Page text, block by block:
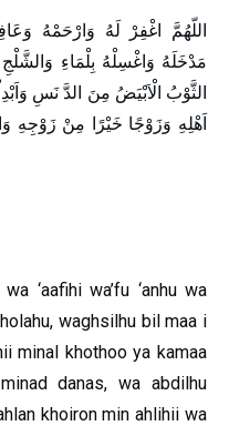
اللّهُمَّ اغْفِرْ لَهُ وَارْحَمْهُ
مَدْخَلَهُ وَاغْسِلْهُ بِلْمَاءِ
الثَّوْبُ الْاَبْيَضُ مِنَ الدَّ نَسِ
اَهْلِهِ وَزَوْجًا خَيْرًا مِنْ زَوْجِهِ
‘aafihi wa’fu ‘anhu wa
waghsilhu bil maa i
minal khothoo ya kamaa
danas, wa abdilhu
khoiron min ahlihii wa